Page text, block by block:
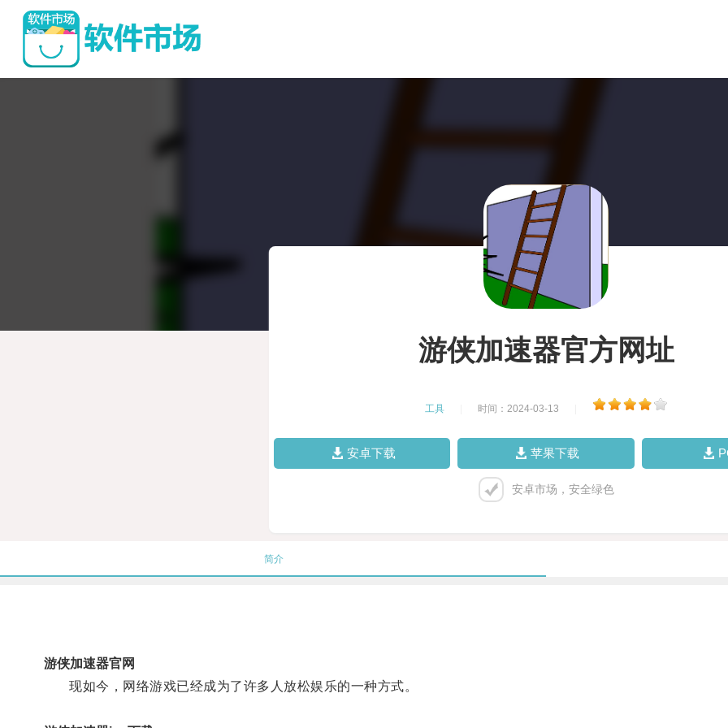
游侠加速器官方网址
工具 时间：2024-03-13
安卓下载 苹果下载
安卓市场，安全绿色
简介
游侠加速器官网
现如今，网络游戏已经成为了许多人放松娱乐的一种方式。